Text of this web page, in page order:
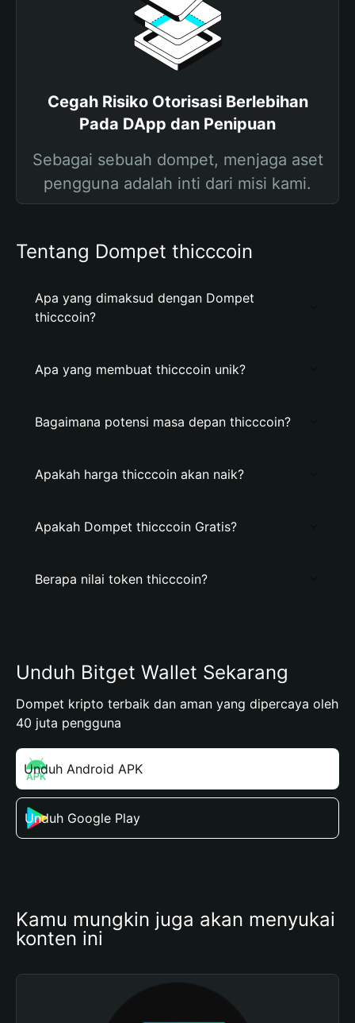
Cegah Risiko Otorisasi Berlebihan
Pada DApp dan Penipuan
Sebagai sebuah dompet, menjaga aset
pengguna adalah inti dari misi kami.
Tentang Dompet thicccoin
Apa yang dimaksud dengan Dompet
thicccoin?
Apa yang membuat thicccoin unik?
Bagaimana potensi masa depan thicccoin?
Apakah harga thicccoin akan naik?
Apakah Dompet thicccoin Gratis?
Berapa nilai token thicccoin?
Unduh Bitget Wallet Sekarang
Dompet kripto terbaik dan aman yang dipercaya oleh
40 juta pengguna
Unduh Android APK
Unduh Google Play
Kamu mungkin juga akan menyukai
konten ini